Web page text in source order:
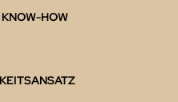
HOW